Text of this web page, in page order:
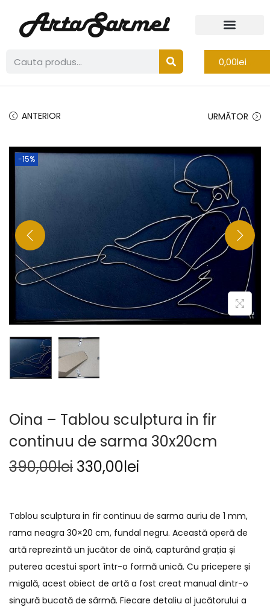
0,00lei
ANTERIOR URMĂTOR
-15%
Oina – Tablou sculptura in fir
continuu de sarma 30x20cm
390,00lei 330,00lei
Tablou sculptura in fir continuu de sarma auriu de 1 mm,
rama neagra 30×20 cm, fundal negru. Această operă de
artă reprezintă un jucător de oină, capturând grația și
puterea acestui sport într-o formă unică. Cu pricepere și
migală, acest obiect de artă a fost creat manual dintr-o
singură bucată de sârmă. Fiecare detaliu al jucătorului a